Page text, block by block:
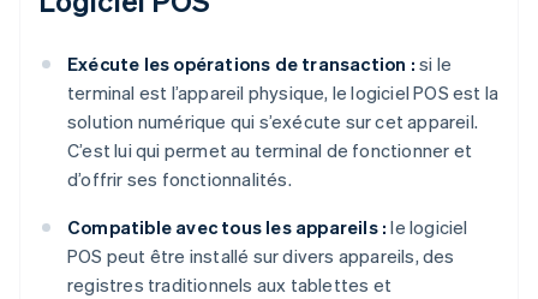
Exécute les opérations de transaction : si le
terminal est l’appareil physique, le logiciel POS est la
solution numérique qui s’exécute sur cet appareil.
C’est lui qui permet au terminal de fonctionner et
d’offrir ses fonctionnalités.
Compatible avec tous les appareils : le logiciel
POS peut être installé sur divers appareils, des
registres traditionnels aux tablettes et